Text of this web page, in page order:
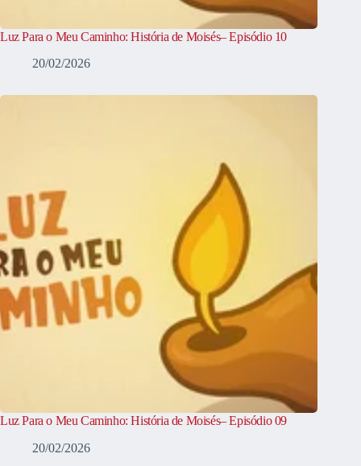
Luz Para o Meu Caminho: História de Moisés– Episódio 10
20/02/2026
Luz Para o Meu Caminho: História de Moisés– Episódio 09
20/02/2026